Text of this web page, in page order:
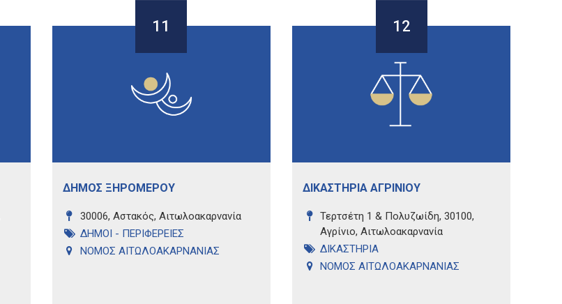
11
ΔΗΜΟΣ ΞΗΡΟΜΕΡΟΥ
30006, Αστακός, Αιτωλοακαρνανία
ΔΗΜΟΙ - ΠΕΡΙΦΕΡΕΙΕΣ
ΝΟΜΟΣ ΑΙΤΩΛΟΑΚΑΡΝΑΝΙΑΣ
12
ΔΙΚΑΣΤΗΡΙΑ ΑΓΡΙΝΙΟΥ
Τερτσέτη 1 & Πολυζωίδη, 30100,
Αγρίνιο, Αιτωλοακαρνανία
ΔΙΚΑΣΤΗΡΙΑ
ΝΟΜΟΣ ΑΙΤΩΛΟΑΚΑΡΝΑΝΙΑΣ